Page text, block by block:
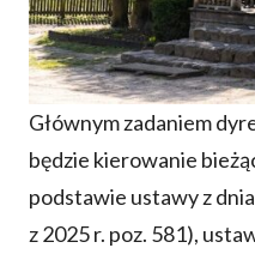
Głównym zadaniem
będzie kierowanie
podstawie ustawy z
z 2025 r. poz. 581),